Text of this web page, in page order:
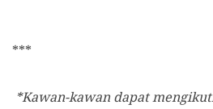
***
*Kawan-kawan dapat